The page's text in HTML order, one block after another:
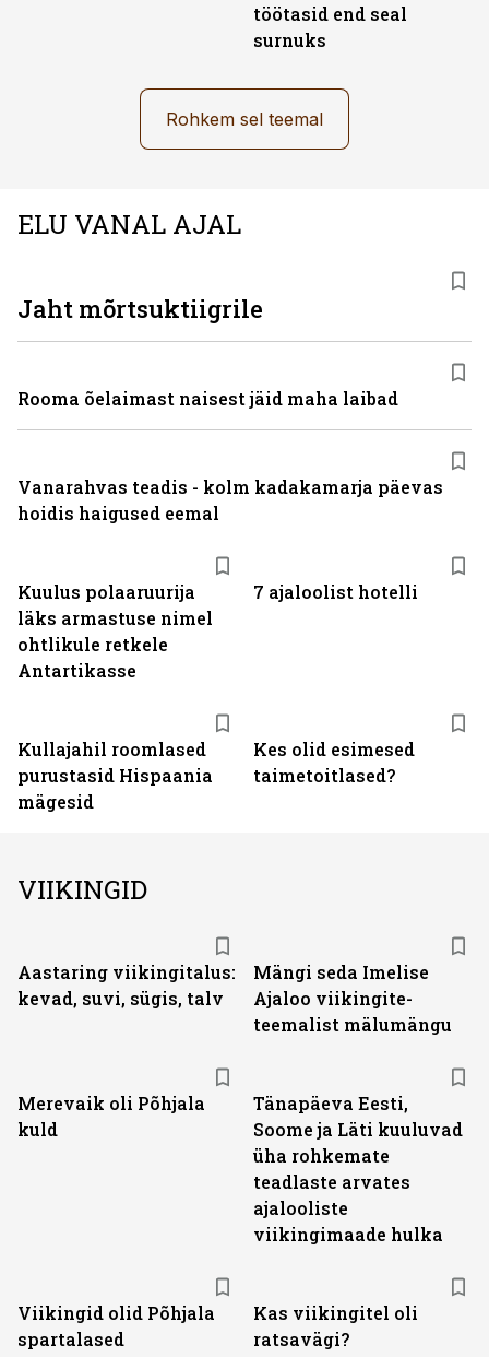
töötasid end seal
surnuks
Rohkem sel teemal
ELU VANAL AJAL
Kuulus polaaruurija
läks armastuse nimel
ohtlikule retkele
Antartikasse
7 ajaloolist hotelli
Kullajahil roomlased
purustasid Hispaania
mägesid
Kes olid esimesed
taimetoitlased?
Jaht mõrtsuktiigrile
Rooma õelaimast naisest jäid maha laibad
Vanarahvas teadis - kolm kadakamarja päevas
hoidis haigused eemal
VIIKINGID
Aastaring viikingitalus:
kevad, suvi, sügis, talv
Mängi seda Imelise
Ajaloo viikingite-
teemalist mälumängu
Merevaik oli Põhjala
kuld
Tänapäeva Eesti,
Soome ja Läti kuuluvad
üha rohkemate
teadlaste arvates
ajalooliste
viikingimaade hulka
Viikingid olid Põhjala
spartalased
Kas viikingitel oli
ratsavägi?